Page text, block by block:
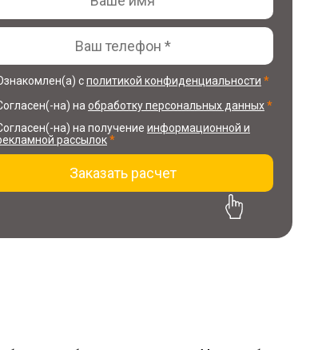
сполитикой конфиденциальности *
на) на обработку персональных данных*
на) на получение информационной и
рассылок*
Заказать расчет